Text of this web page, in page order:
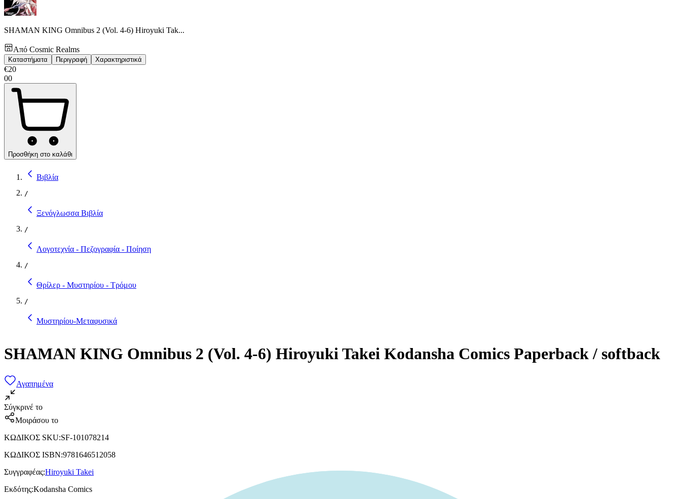
SHAMAN KING Omnibus 2 (Vol. 4-6) Hiroyuki Tak...
Από Cosmic Realms
Καταστήματα Περιγραφή Χαρακτηριστικά
€20
00
Προσθήκη στο καλάθι
Βιβλία
/
Ξενόγλωσσα Βιβλία
/
Λογοτεχνία - Πεζογραφία - Ποίηση
/
Θρίλερ - Μυστηρίου - Τρόμου
/
Μυστηρίου-Μεταφυσικά
SHAMAN KING Omnibus 2 (Vol. 4-6) Hiroyuki Takei Kodansha Comics Paperback / softback
Αγαπημένα
Σύγκρινέ το
Μοιράσου το
ΚΩΔΙΚΟΣ SKU:SF-101078214
ΚΩΔΙΚΟΣ ISBN:9781646512058
Συγγραφέας:Hiroyuki Takei
Εκδότης:Kodansha Comics